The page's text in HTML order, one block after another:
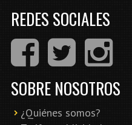
REDES SOCIALES
SOBRE NOSOTROS
¿Quiénes somos?